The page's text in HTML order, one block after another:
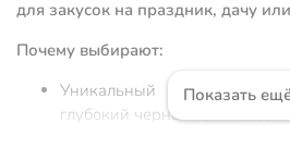
для закусок на праздник, дачу
Почему выбирают:
Уникальный дизайн:
глубокий черный цвет
Показать